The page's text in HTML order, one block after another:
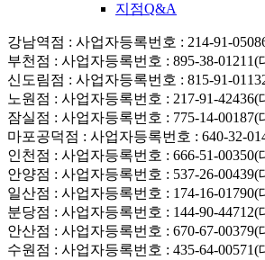
지점Q&A
강남역점 : 사업자등록번호 : 214-91-
부천점 : 사업자등록번호 : 895-38-
신도림점 : 사업자등록번호 : 815-91-
노원점 : 사업자등록번호 : 217-91-
잠실점 : 사업자등록번호 : 775-14-
마포공덕점 : 사업자등록번호 : 640-32-
인천점 : 사업자등록번호 : 666-51-
안양점 : 사업자등록번호 : 537-26-
일산점 : 사업자등록번호 : 174-16-
분당점 : 사업자등록번호 : 144-90-
안산점 : 사업자등록번호 : 670-67-
수원점 : 사업자등록번호 : 435-64-